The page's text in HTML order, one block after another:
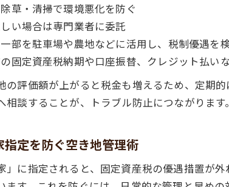
草・清掃で環境悪化を防ぐ
い場合は専門業者に委託
部を駐車場や農地などに活用し、税制優遇を
固定資産税納期や口座振替、クレジット払い
の評価額が上がると税金も増えるため、定期
相談することが、トラブル防止につながります。
指定を防ぐ空き地管理術
」に指定されると、固定資産税の優遇措置が